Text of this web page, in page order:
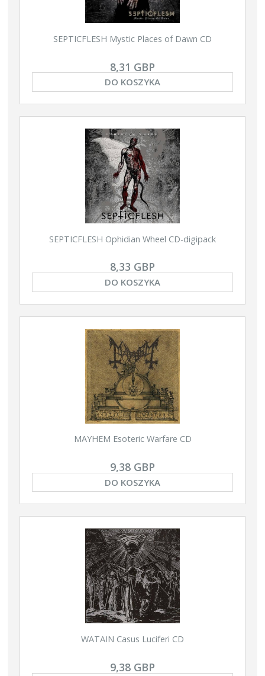
SEPTICFLESH Mystic Places of Dawn CD
8,31 GBP
DO KOSZYKA
SEPTICFLESH Ophidian Wheel CD-digipack
8,33 GBP
DO KOSZYKA
MAYHEM Esoteric Warfare CD
9,38 GBP
DO KOSZYKA
WATAIN Casus Luciferi CD
9,38 GBP